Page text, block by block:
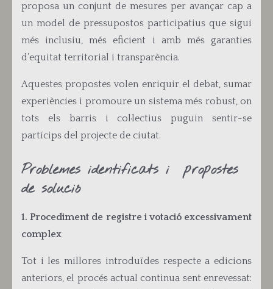
proposa un conjunt de mesures per avançar cap a
un model de pressupostos participatius que sigui
més inclusiu, més eficient i amb més garanties
d’equitat territorial i transparència.
Aquestes propostes volen enriquir el debat, sumar
experiències i promoure un sistema més robust, on
tots els barris i col·lectius puguin sentir-se
partícips del projecte de ciutat.
Problemes identificats i propostes
de solució
1. Procediment de registre i votació excessivament
complex
Tot i les millores introduïdes respecte a edicions
anteriors, el procés actual continua sent enrevessat: